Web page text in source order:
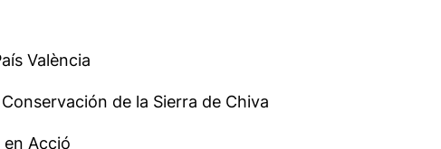
València
de la Sierra de Chiva
en Acció